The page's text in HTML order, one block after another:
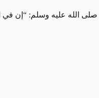
الله عليه وسلم: “إن في